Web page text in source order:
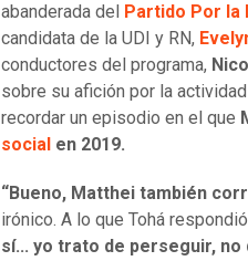
abanderada del
Partido Por la
candidata de la UDI y RN,
conductores del programa,
sobre su afición por la
recordar un episodio en el que
social en 2019.
“Bueno, Matthei también
irónico. A lo que Tohá
sí... yo trato de perseguir, no